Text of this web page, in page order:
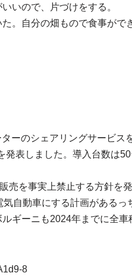
いので、片づけをする。
。自分の畑もので食事がで
ーのシェアリングサービス
発表しました。導入台数は
売を事実上禁止する方針を
自動車にする計画がある
ギーニも2024年までに全車
8